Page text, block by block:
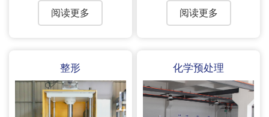
阅读更多 阅读更多
整形 化学预处理